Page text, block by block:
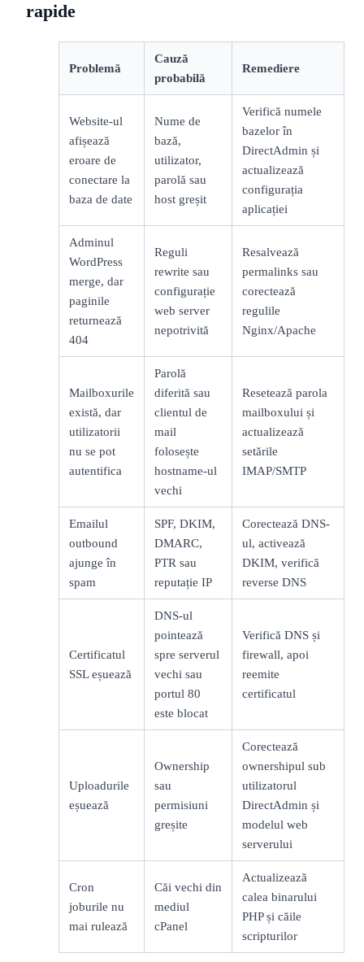
rapide
Problemă
Cauză
probabilă
Remediere
Website-ul
afișează
eroare de
conectare la
baza de date
Nume de
bază,
utilizator,
parolă sau
host greșit
Verifică numele
bazelor în
DirectAdmin și
actualizează
configurația
aplicației
Adminul
WordPress
merge, dar
paginile
returnează
404
Reguli
rewrite sau
configurație
web server
nepotrivită
Resalvează
permalinks sau
corectează
regulile
Nginx/Apache
Mailboxurile
există, dar
utilizatorii
nu se pot
autentifica
Parolă
diferită sau
clientul de
mail
folosește
hostname-ul
vechi
Resetează parola
mailboxului și
actualizează
setările
IMAP/SMTP
Emailul
outbound
ajunge în
spam
SPF, DKIM,
DMARC,
PTR sau
reputație IP
Corectează DNS-
ul, activează
DKIM, verifică
reverse DNS
Certificatul
SSL eșuează
DNS-ul
pointează
spre serverul
vechi sau
portul 80
este blocat
Verifică DNS și
firewall, apoi
reemite
certificatul
Uploadurile
eșuează
Ownership
sau
permisiuni
greșite
Corectează
ownershipul sub
utilizatorul
DirectAdmin și
modelul web
serverului
Cron
joburile nu
mai rulează
Căi vechi din
mediul
cPanel
Actualizează
calea binarului
PHP și căile
scripturilor